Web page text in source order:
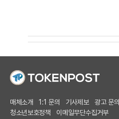
매체소개 1:1 문의 기사제보 광고 문의
청소년보호정책
이메일무단수집거부